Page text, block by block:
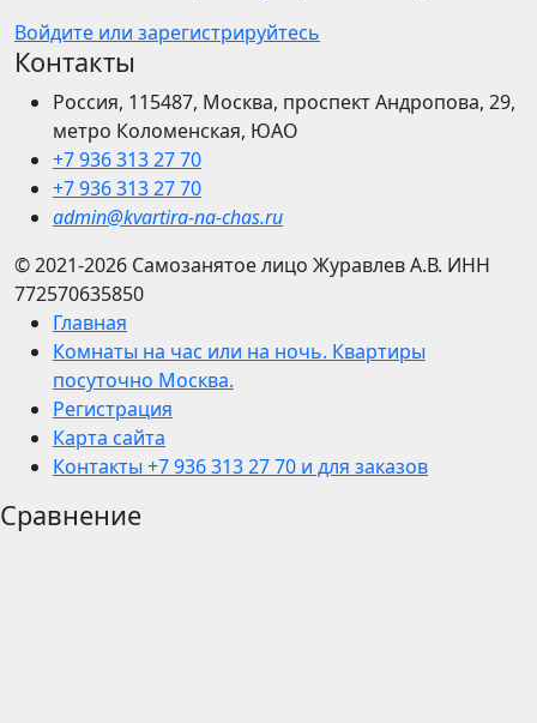
Войдите или зарегистрируйтесь
Контакты
Россия, 115487, Москва, проспект Андропова, 29,
метро Коломенская, ЮАО
+7 936 313 27 70
+7 936 313 27 70
admin@kvartira-na-chas.ru
© 2021-2026 Самозанятое лицо Журавлев А.В. ИНН
772570635850
Главная
Комнаты на час или на ночь. Квартиры
посуточно Москва.
Регистрация
Карта сайта
Контакты +7 936 313 27 70 и для заказов
Сравнение